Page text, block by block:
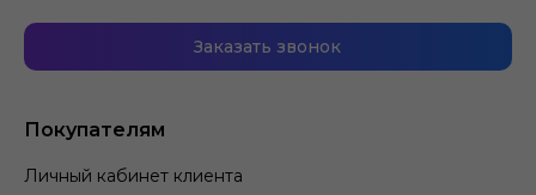
Покупателям
Личный кабинет клиента
Заказать звонок